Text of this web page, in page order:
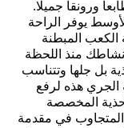
ورونقا جميلا.
يوفر الراحة
الكعب المبطنة
منذ اللحظة
بل جلها وتتناسب
هذه لرفع
المخصصة
المتجاوب في مقدمة